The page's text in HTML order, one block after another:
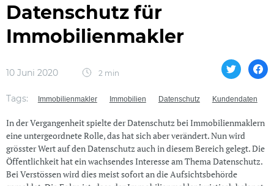
Datenschutz für
Immobilienmakler
10 Juni 2020 2 min
Tags: Immobilienmakler Immobilien Datenschutz Kundendaten
In der Vergangenheit spielte der Datenschutz bei Immobilienmaklern
eine untergeordnete Rolle, das hat sich aber verändert. Nun wird
grösster Wert auf den Datenschutz auch in diesem Bereich gelegt. Die
Öffentlichkeit hat ein wachsendes Interesse am Thema Datenschutz.
Bei Verstössen wird dies meist sofort an die Aufsichtsbehörde